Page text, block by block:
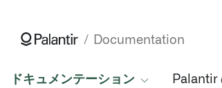
Documentation
ドキュメンテーション Palantir
コンピュート使用量：オント
オントロジー クエリを使用し
Gaia からオントロジーオブジ
メタデータの参照
概要
を設定する
その他のタイプ
エラータイプ
マルチモーダルモデルと埋め込みモ
オントロジーを利用した生成